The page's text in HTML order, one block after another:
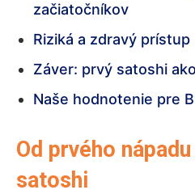
začiatočníkov
Riziká a zdravý prístup
Záver: prvý satoshi
Naše hodnotenie pre
Od prvého
satoshi